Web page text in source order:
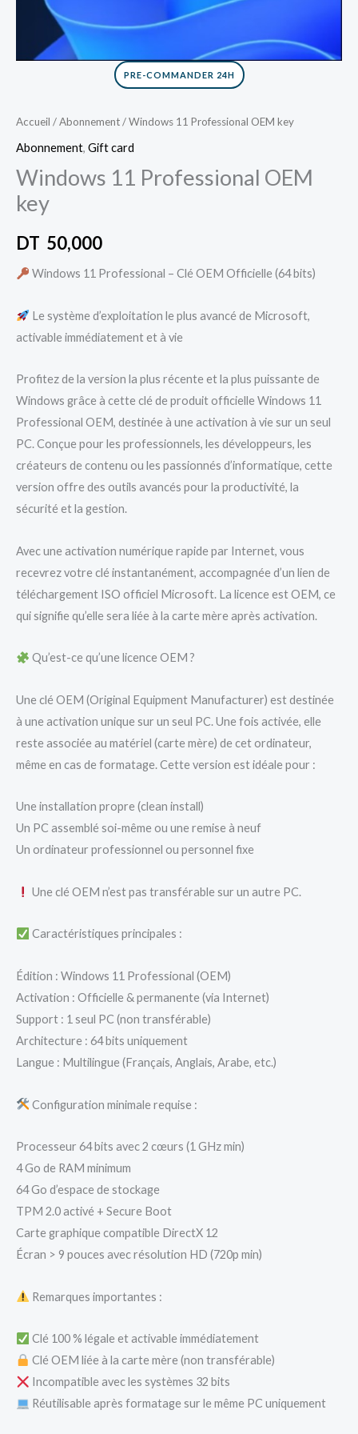
PRE-COMMANDER 24H
Accueil /Abonnement/ Windows 11 Professional OEM key
Abonnement, Gift card
Windows 11 Professional OEM
key
DT 50,000
Windows 11 Professional – Clé OEM Officielle (64 bits)
Le système d’exploitation le plus avancé de Microsoft,
activable immédiatement et à vie
Profitez de la version la plus récente et la plus puissante de
Windows grâce à cette clé de produit officielle Windows 11
Professional OEM, destinée à une activation à vie sur un seul
PC. Conçue pour les professionnels, les développeurs, les
créateurs de contenu ou les passionnés d’informatique, cette
version offre des outils avancés pour la productivité, la
sécurité et la gestion.
Avec une activation numérique rapide par Internet, vous
recevrez votre clé instantanément, accompagnée d’un lien de
téléchargement ISO officiel Microsoft. La licence est OEM, ce
qui signifie qu’elle sera liée à la carte mère après activation.
Qu’est-ce qu’une licence OEM ?
Une clé OEM (Original Equipment Manufacturer) est destinée
à une activation unique sur un seul PC. Une fois activée, elle
reste associée au matériel (carte mère) de cet ordinateur,
même en cas de formatage. Cette version est idéale pour :
Une installation propre (clean install)
Un PC assemblé soi-même ou une remise à neuf
Un ordinateur professionnel ou personnel fixe
Une clé OEM n’est pas transférable sur un autre PC.
Caractéristiques principales :
Édition : Windows 11 Professional (OEM)
Activation : Officielle & permanente (via Internet)
Support : 1 seul PC (non transférable)
Architecture : 64 bits uniquement
Langue : Multilingue (Français, Anglais, Arabe, etc.)
Configuration minimale requise :
Processeur 64 bits avec 2 cœurs (1 GHz min)
4 Go de RAM minimum
64 Go d’espace de stockage
TPM 2.0 activé + Secure Boot
Carte graphique compatible DirectX 12
Écran > 9 pouces avec résolution HD (720p min)
Remarques importantes :
Clé 100 % légale et activable immédiatement
Clé OEM liée à la carte mère (non transférable)
Incompatible avec les systèmes 32 bits
Réutilisable après formatage sur le même PC uniquement